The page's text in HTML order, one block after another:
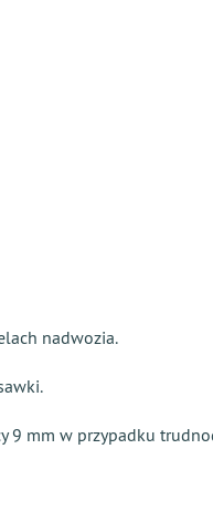
nadwozia.
mm w przypadku